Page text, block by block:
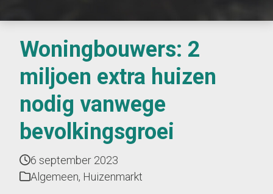
Woningbouwers: 2
miljoen extra huizen
nodig vanwege
bevolkingsgroei
6 september 2023
Algemeen, Huizenmarkt